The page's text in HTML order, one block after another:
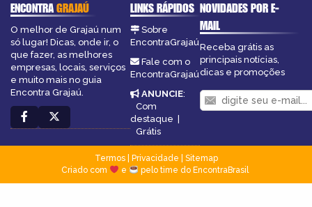
ENCONTRAGRAJAÚ
O melhor de Grajaú num
só lugar! Dicas, onde ir, o
que fazer, as melhores
empresas, locais, serviços
e muito mais no guia
Encontra Grajaú.
LINKS RÁPIDOS
Sobre
EncontraGrajaú
Fale com o
EncontraGrajaú
ANUNCIE:
Com
destaque
Grátis
NOVIDADES POR E-
MAIL
Receba grátis as
principais notícias,
dicas e promoções
Termos| Privacidade
Sitemap
Criado com
e pelo time do EncontraBrasil